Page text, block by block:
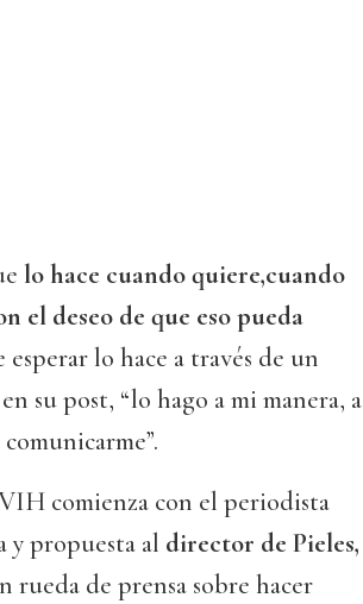
lo hace cuando quiere,cuando
el deseo de que eso pueda
esperar lo hace a través de un
su post, “lo hago a mi manera, a
comienza con el periodista
y propuesta al director de Pieles,
rueda de prensa sobre hacer